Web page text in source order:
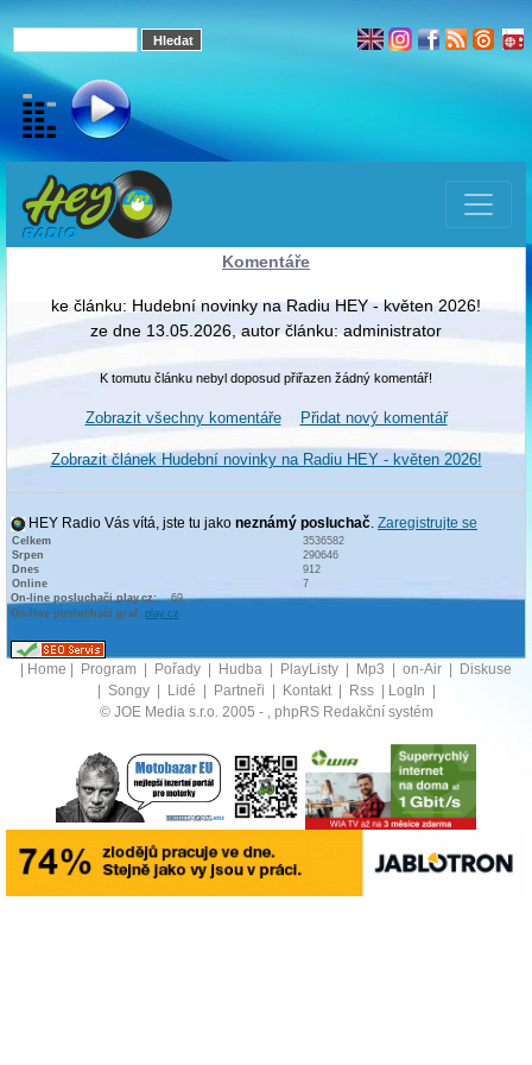
Komentáře
ke článku: Hudební novinky na Radiu HEY - květen 2026!
ze dne 13.05.2026, autor článku: administrator
K tomutu článku nebyl doposud přiřazen žádný komentář!
Zobrazit všechny komentáře Přidat nový komentář
Zobrazit článek Hudební novinky na Radiu HEY - květen 2026!
HEY Radio Vás vítá, jste tu jako neznámý posluchač. Zaregistrujte se
Celkem
3536582
Srpen
290646
Dnes
912
Online
7
On-line posluchači play.cz:
69
On-line posluchači graf: play.cz
Home Program Pořady Hudba PlayListy Mp3 on-Air
Diskuse
Songy Lidé Partneři Kontakt Rss LogIn
© JOE Media s.r.o. 2005 - , phpRS Redakční systém